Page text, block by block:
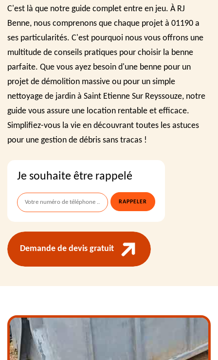
C'est là que notre guide complet entre en jeu. À RJ
Benne, nous comprenons que chaque projet à 01190 a
ses particularités. C'est pourquoi nous vous offrons une
multitude de conseils pratiques pour choisir la benne
parfaite. Que vous ayez besoin d'une benne pour un
projet de démolition massive ou pour un simple
nettoyage de jardin à Saint Etienne Sur Reyssouze, notre
guide vous assure une location rentable et efficace.
Simplifiez-vous la vie en découvrant toutes les astuces
pour une gestion de débris sans tracas !
Je souhaite être rappelé
Demande de devis gratuit